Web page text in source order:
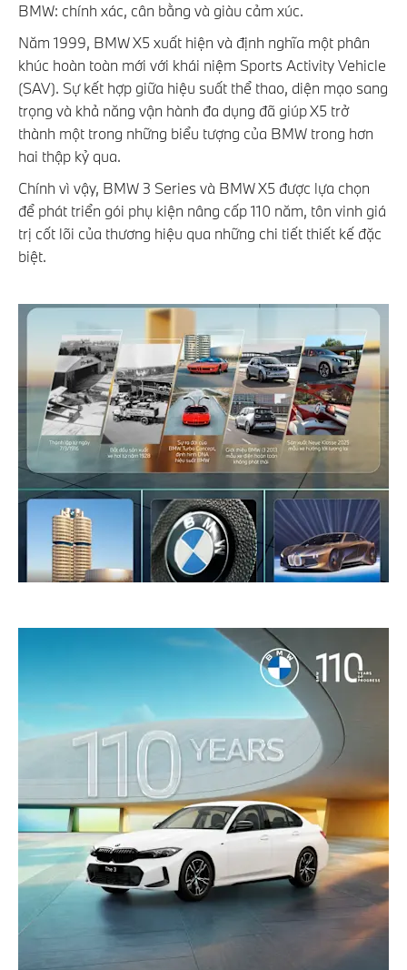
BMW: chính xác, cân bằng và giàu cảm xúc.
Năm 1999, BMW X5 xuất hiện và định nghĩa một phân
khúc hoàn toàn mới với khái niệm Sports Activity Vehicle
(SAV). Sự kết hợp giữa hiệu suất thể thao, diện mạo sang
trọng và khả năng vận hành đa dụng đã giúp X5 trở
thành một trong những biểu tượng của BMW trong hơn
hai thập kỷ qua.
Chính vì vậy, BMW 3 Series và BMW X5 được lựa chọn
để phát triển gói phụ kiện nâng cấp 110 năm, tôn vinh giá
trị cốt lõi của thương hiệu qua những chi tiết thiết kế đặc
biệt.